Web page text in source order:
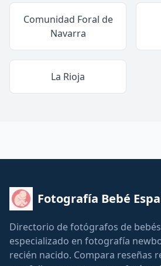
Comunidad Foral de
Navarra
La Rioja
Fotografía Bebé
Directorio de fotógrafos de
especializado en fotografía
recién nacido. Compara reseñas